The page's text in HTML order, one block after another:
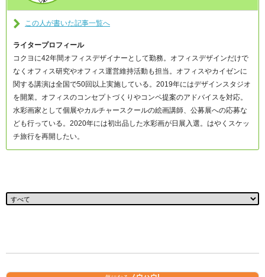
この人が書いた記事一覧へ
ライタープロフィール
コクヨに42年間オフィスデザイナーとして勤務。オフィスデザインだけで
なくオフィス研究やオフィス運営維持活動も担当。オフィスやカイゼンに
関する講演は全国で50回以上実施している。2019年にはデザインスタジオ
を開業。オフィスのコンセプトづくりやコンペ提案のアドバイスを対応。
水彩画家として個展やカルチャースクールの絵画講師、公募展への応募な
ども行っている。2020年には初出品した水彩画が日展入選。はやくスケッ
チ旅行を再開したい。